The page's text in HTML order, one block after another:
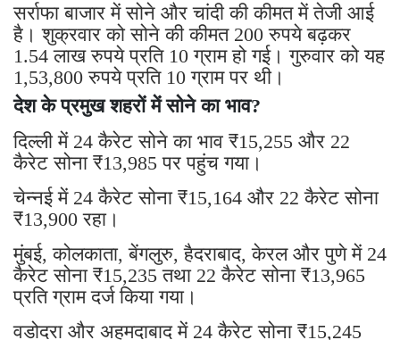
सर्राफा बाजार में सोने और चांदी की कीमत में तेजी आई
है। शुक्रवार को सोने की कीमत 200 रुपये बढ़कर
1.54 लाख रुपये प्रति 10 ग्राम हो गई। गुरुवार को यह
1,53,800 रुपये प्रति 10 ग्राम पर थी।
देश के प्रमुख शहरों में सोने का भाव?
दिल्ली में 24 कैरेट सोने का भाव ₹15,255 और 22
कैरेट सोना ₹13,985 पर पहुंच गया।
चेन्नई में 24 कैरेट सोना ₹15,164 और 22 कैरेट सोना
₹13,900 रहा।
मुंबई, कोलकाता, बेंगलुरु, हैदराबाद, केरल और पुणे में 24
कैरेट सोना ₹15,235 तथा 22 कैरेट सोना ₹13,965
प्रति ग्राम दर्ज किया गया।
वडोदरा और अहमदाबाद में 24 कैरेट सोना ₹15,245